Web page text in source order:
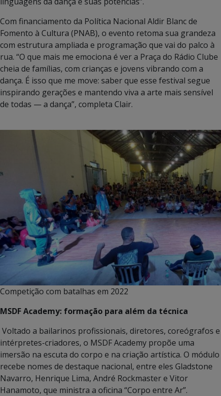
Com financiamento da Política Nacional Aldir Blanc de
Fomento à Cultura (PNAB), o evento retoma sua grandeza
com estrutura ampliada e programação que vai do palco à
rua. “O que mais me emociona é ver a Praça do Rádio Clube
cheia de famílias, com crianças e jovens vibrando com a
dança. É isso que me move: saber que esse festival segue
inspirando gerações e mantendo viva a arte mais sensível
de todas — a dança”, completa Clair.
Competição com batalhas em 2022
MSDF Academy: formação para além da técnica
Voltado a bailarinos profissionais, diretores, coreógrafos e
intérpretes-criadores, o MSDF Academy propõe uma
imersão na escuta do corpo e na criação artística. O módulo
recebe nomes de destaque nacional, entre eles Gladstone
Navarro, Henrique Lima, André Rockmaster e Vitor
Hanamoto, que ministra a oficina “Corpo entre Ar”.